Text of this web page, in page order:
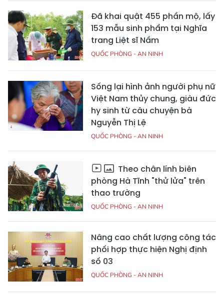
Đã khai quật 455 phần mộ, lấy
153 mẫu sinh phẩm tại Nghĩa
trang Liệt sĩ Nầm
QUỐC PHÒNG - AN NINH
Sống lại hình ảnh người phụ nữ
Việt Nam thủy chung, giàu đức
hy sinh từ câu chuyện bà
Nguyễn Thị Lệ
QUỐC PHÒNG - AN NINH
Theo chân lính biên
phòng Hà Tĩnh "thử lửa" trên
thao trường
QUỐC PHÒNG - AN NINH
Nâng cao chất lượng công tác
phối hợp thực hiện Nghị định
số 03
QUỐC PHÒNG - AN NINH